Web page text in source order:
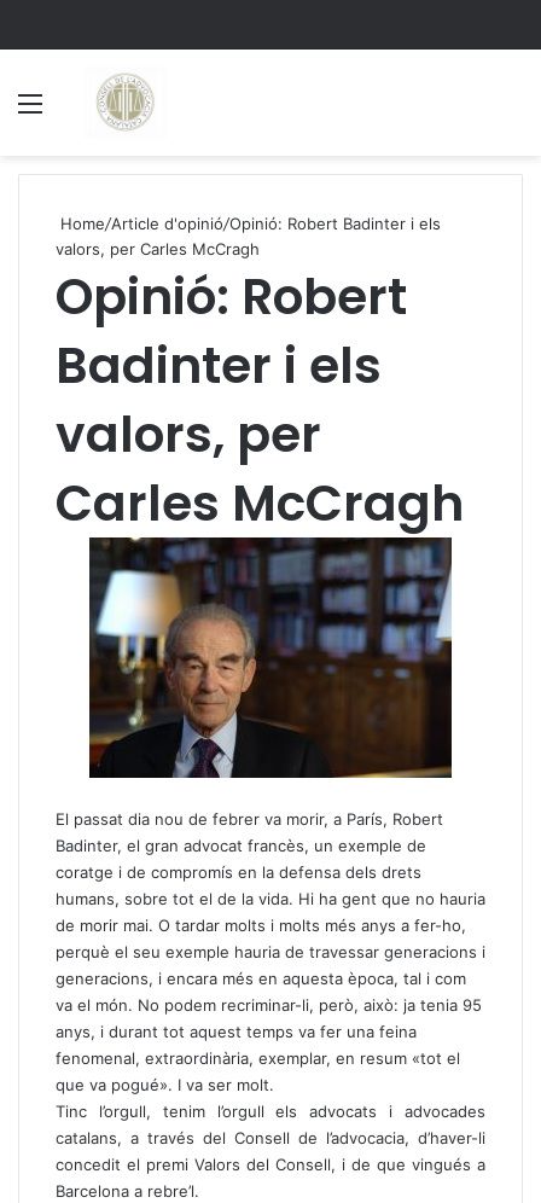
Home/Article d'opinió/Opinió: Robert Badinter i els
valors, per Carles McCragh
Opinió: Robert
Badinter i els
valors, per
Carles McCragh
El passat dia nou de febrer va morir, a París, Robert
Badinter, el gran advocat francès, un exemple de
coratge i de compromís en la defensa dels drets
humans, sobre tot el de la vida. Hi ha gent que no hauria
de morir mai. O tardar molts i molts més anys a fer-ho,
perquè el seu exemple hauria de travessar generacions i
generacions, i encara més en aquesta època, tal i com
va el món. No podem recriminar-li, però, això: ja tenia 95
anys, i durant tot aquest temps va fer una feina
fenomenal, extraordinària, exemplar, en resum «tot el
que va pogué». I va ser molt.
Tinc l’orgull, tenim l’orgull els advocats i advocades
catalans, a través del Consell de l’advocacia, d’haver-li
concedit el premi Valors del Consell, i de que vingués a
Barcelona a rebre’l.